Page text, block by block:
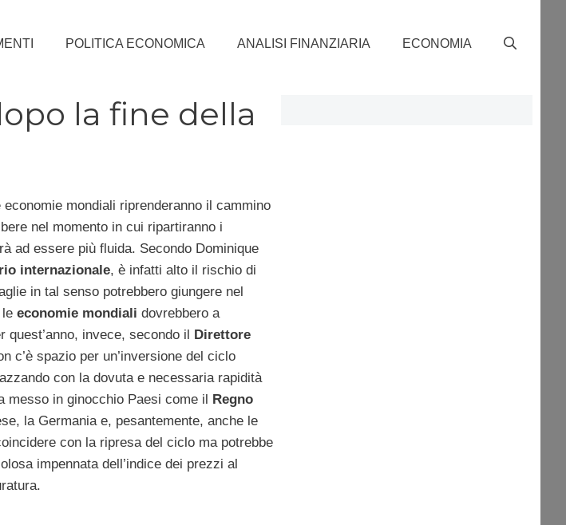
POLITICA ECONOMICA ANALISI FINANZIARIA ECONOMIA
la fine della
mondiali riprenderanno il cammino
nel momento in cui ripartiranno i
ad essere più fluida. Secondo Dominique
internazionale, è infatti alto il rischio di
in tal senso potrebbero giungere nel
economie mondiali dovrebbero a
invece, secondo il Direttore
c’è spazio per un’inversione del ciclo
con la dovuta e necessaria rapidità
messo in ginocchio Paesi come il Regno
la Germania e, pesantemente, anche le
con la ripresa del ciclo ma potrebbe
impennata dell’indice dei prezzi al